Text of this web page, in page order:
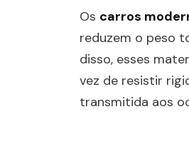
Os carros
reduzem o peso
disso, esses
vez de resistir
transmitida aos